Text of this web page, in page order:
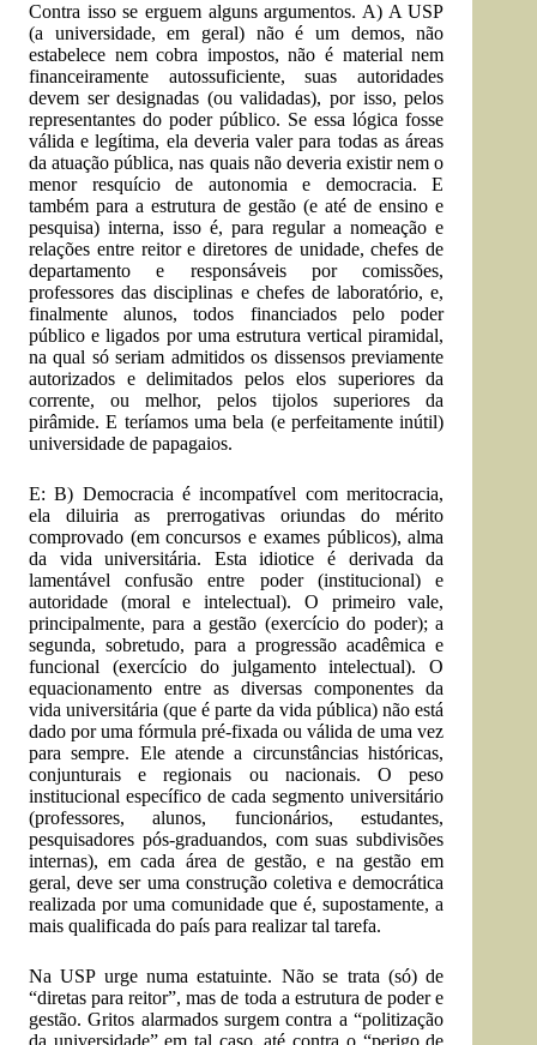
Contra isso se erguem alguns argumentos. A) A USP
(a universidade, em geral) não é um demos, não
estabelece nem cobra impostos, não é material nem
financeiramente autossuficiente, suas autoridades
devem ser designadas (ou validadas), por isso, pelos
representantes do poder público. Se essa lógica fosse
válida e legítima, ela deveria valer para todas as áreas
da atuação pública, nas quais não deveria existir nem o
menor resquício de autonomia e democracia. E
também para a estrutura de gestão (e até de ensino e
pesquisa) interna, isso é, para regular a nomeação e
relações entre reitor e diretores de unidade, chefes de
departamento e responsáveis por comissões,
professores das disciplinas e chefes de laboratório, e,
finalmente alunos, todos financiados pelo poder
público e ligados por uma estrutura vertical piramidal,
na qual só seriam admitidos os dissensos previamente
autorizados e delimitados pelos elos superiores da
corrente, ou melhor, pelos tijolos superiores da
pirâmide. E teríamos uma bela (e perfeitamente inútil)
universidade de papagaios.
E: B) Democracia é incompatível com meritocracia,
ela diluiria as prerrogativas oriundas do mérito
comprovado (em concursos e exames públicos), alma
da vida universitária. Esta idiotice é derivada da
lamentável confusão entre poder (institucional) e
autoridade (moral e intelectual). O primeiro vale,
principalmente, para a gestão (exercício do poder); a
segunda, sobretudo, para a progressão acadêmica e
funcional (exercício do julgamento intelectual). O
equacionamento entre as diversas componentes da
vida universitária (que é parte da vida pública) não está
dado por uma fórmula pré-fixada ou válida de uma vez
para sempre. Ele atende a circunstâncias históricas,
conjunturais e regionais ou nacionais. O peso
institucional específico de cada segmento universitário
(professores, alunos, funcionários, estudantes,
pesquisadores pós-graduandos, com suas subdivisões
internas), em cada área de gestão, e na gestão em
geral, deve ser uma construção coletiva e democrática
realizada por uma comunidade que é, supostamente, a
mais qualificada do país para realizar tal tarefa.
Na USP urge numa estatuinte. Não se trata (só) de
“diretas para reitor”, mas de toda a estrutura de poder e
gestão. Gritos alarmados surgem contra a “politização
da universidade” em tal caso, até contra o “perigo de